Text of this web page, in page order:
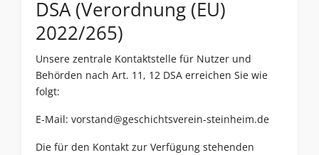
DSA (Verordnung (EU)
2022/265)
Unsere zentrale Kontaktstelle für Nutzer und
Behörden nach Art. 11, 12 DSA erreichen Sie wie
folgt:
E-Mail: vorstand@geschichtsverein-steinheim.de
Die für den Kontakt zur Verfügung stehenden